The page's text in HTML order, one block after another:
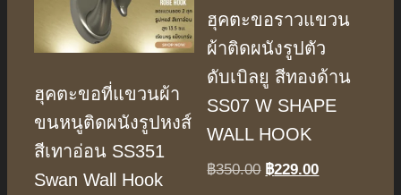
ฮุคตะขอที่แขวนผ้า
ขนหนูติดผนังรูปหงส์
สีเทาอ่อน SS351
Swan Wall Hook
ฮุคตะขอราวแขวน
ผ้าติดผนังรูปตัว
ดับเบิลยู สีทองด้าน
SS07 W SHAPE
WALL HOOK
฿350.00 Original
฿229.00